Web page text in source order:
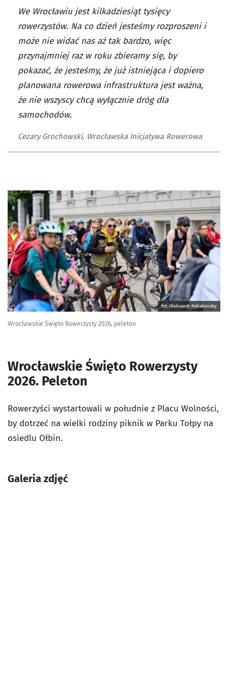
We Wrocławiu jest kilkadziesiąt tysięcy
rowerzystów. Na co dzień jesteśmy rozproszeni i
może nie widać nas aż tak bardzo, więc
przynajmniej raz w roku zbieramy się, by
pokazać, że jesteśmy, że już istniejąca i dopiero
planowana rowerowa infrastruktura jest ważna,
że nie wszyscy chcą wyłącznie dróg dla
samochodów.
Cezary Grochowski, Wrocławska Inicjatywa Rowerowa
fot. Oleksandr Poliakovsky
Wrocławskie Święto Rowerzysty 2026, peleton
Wrocławskie Święto Rowerzysty
2026. Peleton
Rowerzyści wystartowali w południe z Placu Wolności,
by dotrzeć na wielki rodziny piknik w Parku Tołpy na
osiedlu Ołbin.
Galeria zdjęć